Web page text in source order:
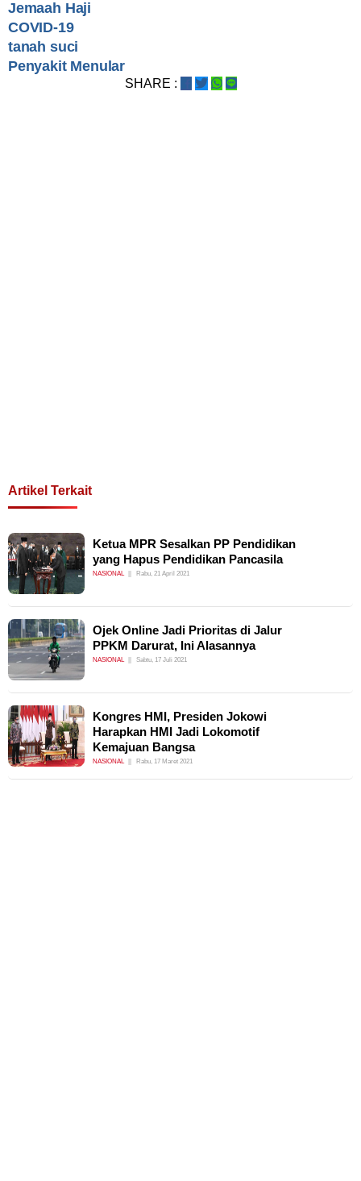
Jemaah Haji
COVID-19
tanah suci
Penyakit Menular
SHARE :
Artikel Terkait
Ketua MPR Sesalkan PP Pendidikan
yang Hapus Pendidikan Pancasila
NASIONAL Rabu, 21 April 2021
Ojek Online Jadi Prioritas di Jalur
PPKM Darurat, Ini Alasannya
NASIONAL Sabtu, 17 Juli 2021
Kongres HMI, Presiden Jokowi
Harapkan HMI Jadi Lokomotif
Kemajuan Bangsa
NASIONAL Rabu, 17 Maret 2021